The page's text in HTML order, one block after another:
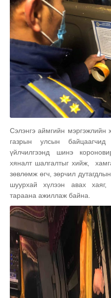
Сэлэнгэ аймгийн мэргэжлийн
газрын улсын байцаагчид
үйлчилгээнд шинэ
хяналт шалгалтыг хийж,
зөвлөмж өгч, зөрчил
шуурхай хүлээн авах хаяг,
тараана ажиллаж байна.